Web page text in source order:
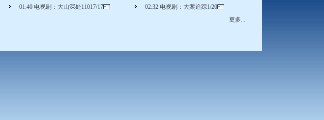
01:40 电视剧：大山深处11017/17
02:32 电视剧：大案追踪1/20
更多...